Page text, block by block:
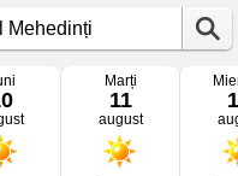
Marți
11
august